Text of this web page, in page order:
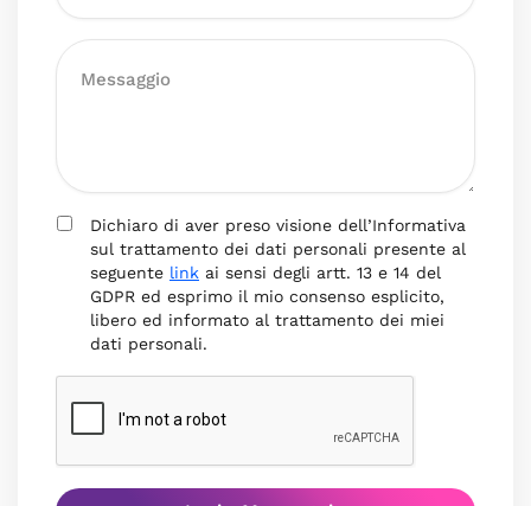
Dichiaro di aver preso visione dell’Informativa
sul trattamento dei dati personali presente al
seguente link ai sensi degli artt. 13 e 14 del
GDPR ed esprimo il mio consenso esplicito,
libero ed informato al trattamento dei miei
dati personali.